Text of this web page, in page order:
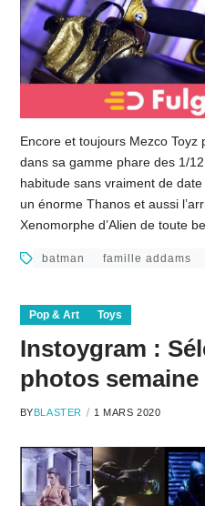
Encore et toujours Mezco
dans sa gamme phare des 1/
habitude sans vraiment de
un énorme Thanos et aussi
Xenomorphe d’Alien de toute
batman famille addams
Pop & Art Toys
Instoygram :
photos semaine
BYBLASTER 1 MARS 2020